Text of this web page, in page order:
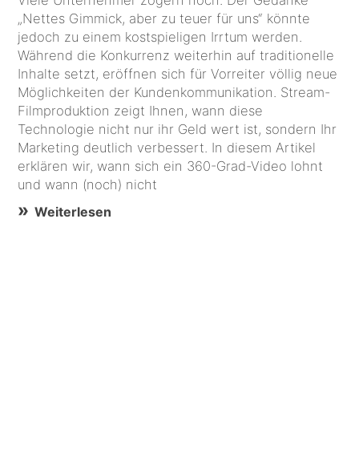
„Nettes Gimmick, aber zu teuer für uns“ könnte
jedoch zu einem kostspieligen Irrtum werden.
Während die Konkurrenz weiterhin auf traditionelle
Inhalte setzt, eröffnen sich für Vorreiter völlig neue
Möglichkeiten der Kundenkommunikation. Stream-
Filmproduktion zeigt Ihnen, wann diese
Technologie nicht nur ihr Geld wert ist, sondern Ihr
Marketing deutlich verbessert. In diesem Artikel
erklären wir, wann sich ein 360-Grad-Video lohnt
und wann (noch) nicht
Weiterlesen